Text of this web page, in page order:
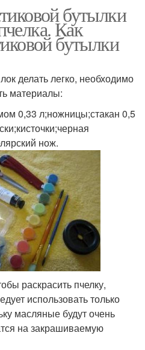
бутылки
Как
бутылки
делать легко, необходимо
материалы:
0,33 л;ножницы;стакан 0,5
нож.
раскрасить пчелку,
использовать только
масляные будут очень
на закрашиваемую